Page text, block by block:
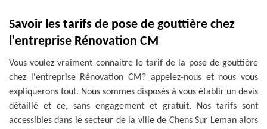
Savoir les tarifs de pose de gouttière chez
l'entreprise Rénovation CM
Vous voulez vraiment connaitre le tarif de la pose de gouttière
chez l'entreprise Rénovation CM? appelez-nous et nous vous
expliquerons tout. Nous sommes disposés à vous établir un devis
détaillé et ce, sans engagement et gratuit. Nos tarifs sont
accessibles dans le secteur de la ville de Chens Sur Leman alors